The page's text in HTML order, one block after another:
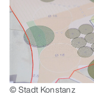
© Stadt Konstanz